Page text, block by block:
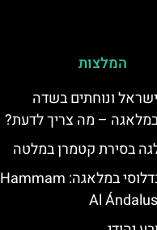
המלצות
ונוחתים בשדה
– מה צריך לדעת?
בסירת קטמרן במלטה
חמאם אנדלוסי במלאגה: Hammam
Al